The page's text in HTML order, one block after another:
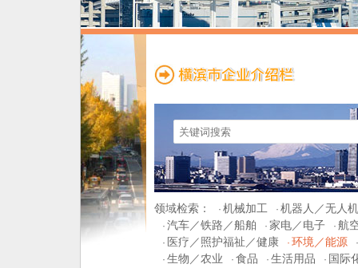
领域检索： · 机械加工 · 机器人／无人机
· 汽车／铁路／船舶 · 家电／电子 · 航
· 医疗／照护福祉／健康 · 环境／能源
·
· 生物／农业 · 食品 · 生活用品 · 国际